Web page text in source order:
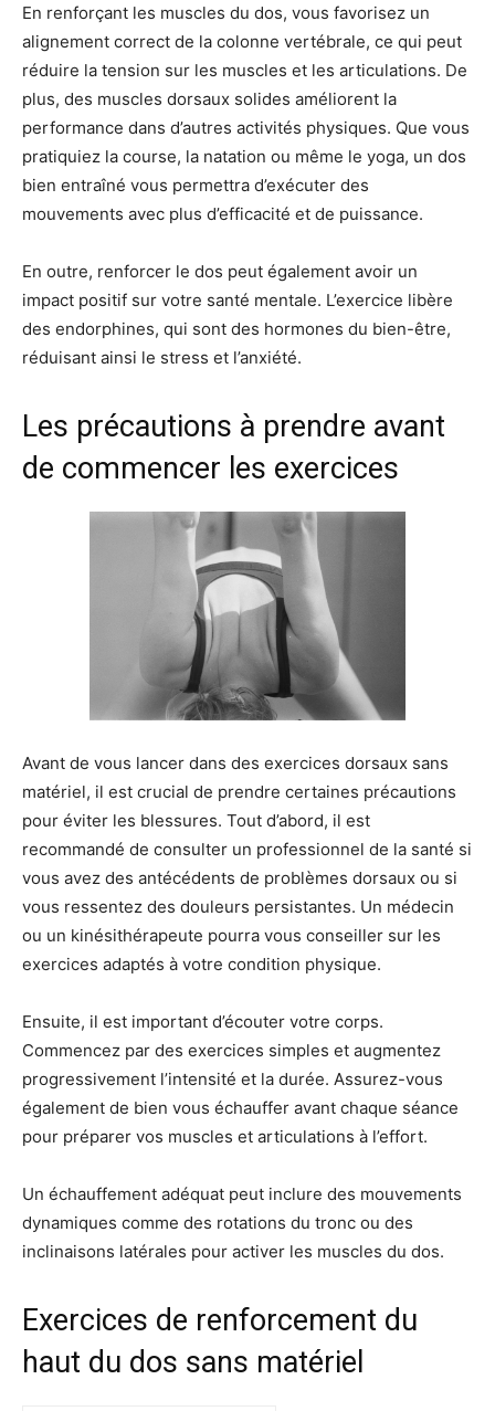
En renforçant les muscles du dos, vous favorisez un
alignement correct de la colonne vertébrale, ce qui peut
réduire la tension sur les muscles et les articulations. De
plus, des muscles dorsaux solides améliorent la
performance dans d’autres activités physiques. Que vous
pratiquiez la course, la natation ou même le yoga, un dos
bien entraîné vous permettra d’exécuter des
mouvements avec plus d’efficacité et de puissance.
En outre, renforcer le dos peut également avoir un
impact positif sur votre santé mentale. L’exercice libère
des endorphines, qui sont des hormones du bien-être,
réduisant ainsi le stress et l’anxiété.
Les précautions à prendre avant
de commencer les exercices
Avant de vous lancer dans des exercices dorsaux sans
matériel, il est crucial de prendre certaines précautions
pour éviter les blessures. Tout d’abord, il est
recommandé de consulter un professionnel de la santé si
vous avez des antécédents de problèmes dorsaux ou si
vous ressentez des douleurs persistantes. Un médecin
ou un kinésithérapeute pourra vous conseiller sur les
exercices adaptés à votre condition physique.
Ensuite, il est important d’écouter votre corps.
Commencez par des exercices simples et augmentez
progressivement l’intensité et la durée. Assurez-vous
également de bien vous échauffer avant chaque séance
pour préparer vos muscles et articulations à l’effort.
Un échauffement adéquat peut inclure des mouvements
dynamiques comme des rotations du tronc ou des
inclinaisons latérales pour activer les muscles du dos.
Exercices de renforcement du
haut du dos sans matériel